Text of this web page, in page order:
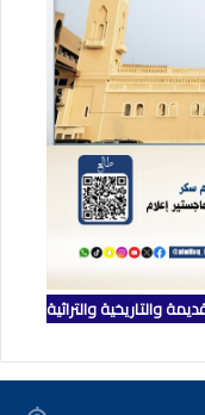
والتاريخية والتراثية